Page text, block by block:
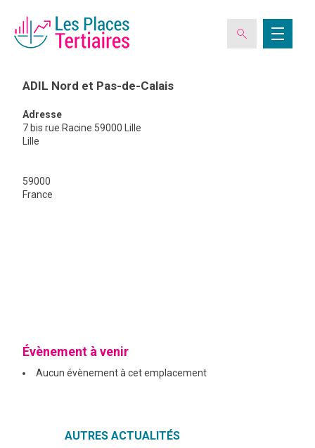
ESPACE ADHÉRENT
PUBLICATIONS
ADIL Nord et Pas-de-Calais
Adresse
7 bis rue Racine 59000 Lille
Lille
59000
France
Évènement à venir
Aucun évènement à cet emplacement
AUTRES ACTUALITÉS